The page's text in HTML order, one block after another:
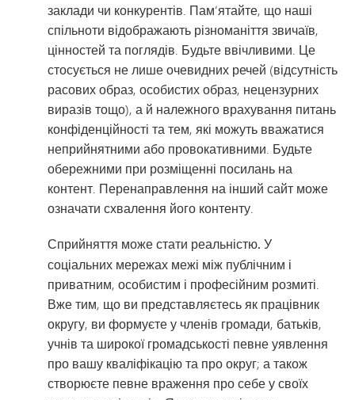
заклади чи конкурентів. Пам’ятайте, що наші
спільноти відображають різноманіття звичаїв,
цінностей та поглядів. Будьте ввічливими. Це
стосується не лише очевидних речей (відсутність
расових образ, особистих образ, нецензурних
виразів тощо), а й належного врахування питань
конфіденційності та тем, які можуть вважатися
неприйнятними або провокативними. Будьте
обережними при розміщенні посилань на
контент. Перенаправлення на інший сайт може
означати схвалення його контенту.
Сприйняття може стати реальністю. У
соціальних мережах межі між публічним і
приватним, особистим і професійним розмиті.
Вже тим, що ви представляєтесь як працівник
округу, ви формуєте у членів громади, батьків,
учнів та широкої громадськості певне уявлення
про вашу кваліфікацію та про округ; а також
створюєте певне враження про себе у своїх